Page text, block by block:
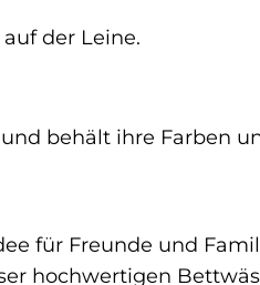
der Leine.
behält ihre Farben
für Freunde und
hochwertigen